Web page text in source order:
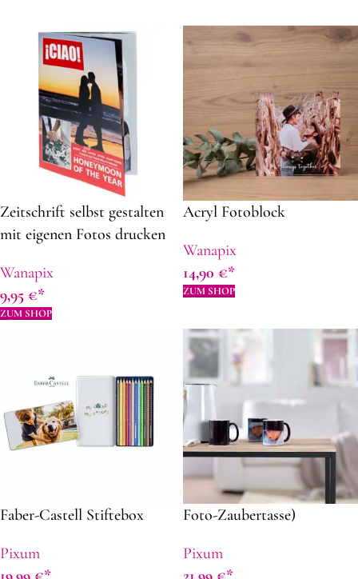
Zeitschrift selbst gestalten
mit eigenen Fotos drucken
Wanapix
9,95 €
ZUM SHOP
Acryl Fotoblock
Wanapix
14,90 €
ZUM SHOP
Faber-Castell Stiftebox
Pixum
Foto-Zaubertasse)
Pixum